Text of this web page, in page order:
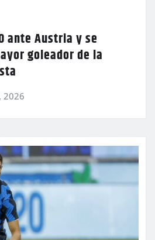
ante Austria y se
goleador de la
2026